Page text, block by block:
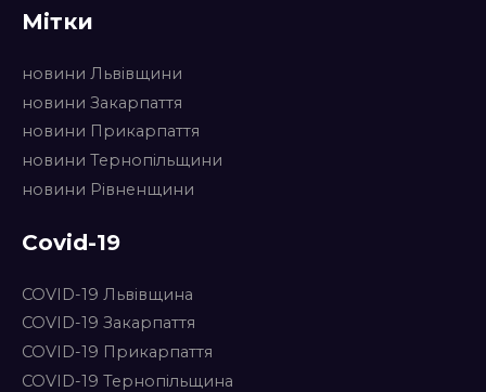
Мітки
новини Львівщини
новини Закарпаття
новини Прикарпаття
новини Тернопільщини
новини Рівненщини
Covid-19
COVID-19 Львівщина
COVID-19 Закарпаття
COVID-19 Прикарпаття
COVID-19 Тернопільщина